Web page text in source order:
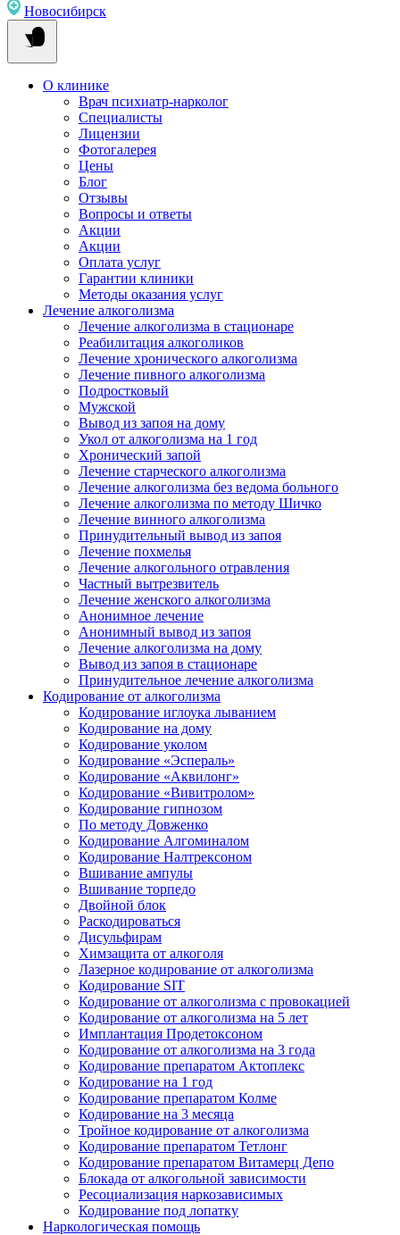
Новосибирск
О клинике
Врач психиатр-нарколог
Специалисты
Лицензии
Фотогалерея
Цены
Блог
Отзывы
Вопросы и ответы
Акции
Акции
Оплата услуг
Гарантии клиники
Методы оказания услуг
Лечение алкоголизма
Лечение алкоголизма в стационаре
Реабилитация алкоголиков
Лечение хронического алкоголизма
Лечение пивного алкоголизма
Подростковый
Мужской
Вывод из запоя на дому
Укол от алкоголизма на 1 год
Хронический запой
Лечение старческого алкоголизма
Лечение алкоголизма без ведома больного
Лечение алкоголизма по методу Шичко
Лечение винного алкоголизма
Принудительный вывод из запоя
Лечение похмелья
Лечение алкогольного отравления
Частный вытрезвитель
Лечение женского алкоголизма
Анонимное лечение
Анонимный вывод из запоя
Лечение алкоголизма на дому
Вывод из запоя в стационаре
Принудительное лечение алкоголизма
Кодирование от алкоголизма
Кодирование иглоука лыванием
Кодирование на дому
Кодирование уколом
Кодирование «Эспераль»
Кодирование «Аквилонг»
Кодирование «Вивитролом»
Кодирование гипнозом
По методу Довженко
Кодирование Алгоминалом
Кодирование Налтрексоном
Вшивание ампулы
Вшивание торпедо
Двойной блок
Раскодироваться
Дисульфирам
Химзащита от алкоголя
Лазерное кодирование от алкоголизма
Кодирование SIT
Кодирование от алкоголизма с провокацией
Кодирование от алкоголизма на 5 лет
Имплантация Продетоксоном
Кодирование от алкоголизма на 3 года
Кодирование препаратом Актоплекс
Кодирование на 1 год
Кодирование препаратом Колме
Кодирование на 3 месяца
Тройное кодирование от алкоголизма
Кодирование препаратом Тетлонг
Кодирование препаратом Витамерц Депо
Блокада от алкогольной зависимости
Ресоциализация наркозависимых
Кодирование под лопатку
Наркологическая помощь